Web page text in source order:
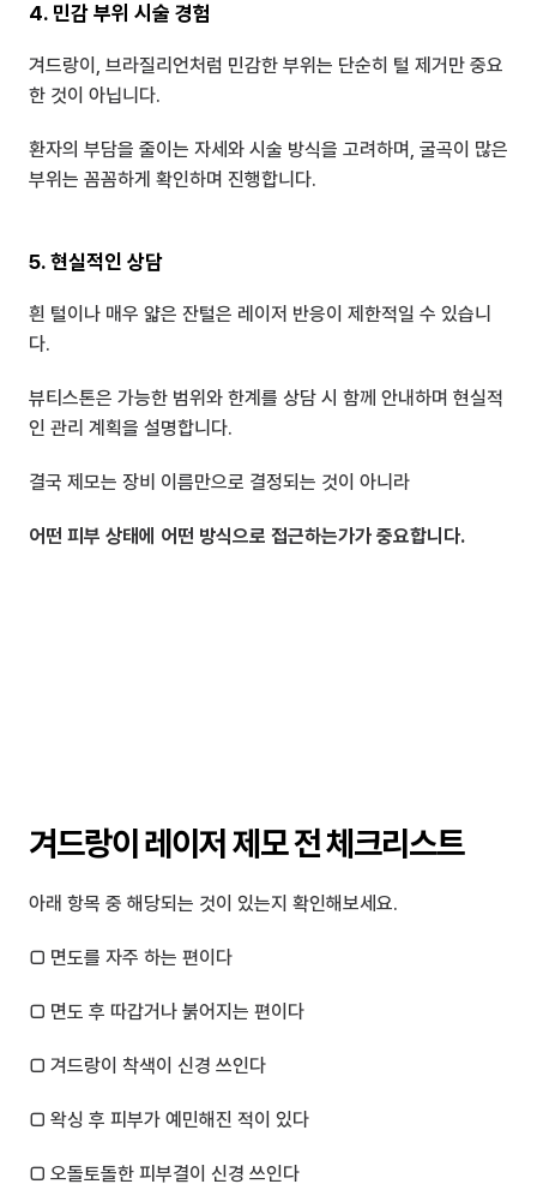
4. 민감 부위 시술 경험
겨드랑이, 브라질리언처럼 민감한 부위는 단순히 털 제거만 중요
한 것이 아닙니다.
환자의 부담을 줄이는 자세와 시술 방식을 고려하며, 굴곡이 많은
부위는 꼼꼼하게 확인하며 진행합니다.
5. 현실적인 상담
흰 털이나 매우 얇은 잔털은 레이저 반응이 제한적일 수 있습니
다.
뷰티스톤은 가능한 범위와 한계를 상담 시 함께 안내하며 현실적
인 관리 계획을 설명합니다.
결국 제모는 장비 이름만으로 결정되는 것이 아니라
어떤 피부 상태에 어떤 방식으로 접근하는가가 중요합니다.
겨드랑이 레이저 제모 전 체크리스트
아래 항목 중 해당되는 것이 있는지 확인해보세요.
□ 면도를 자주 하는 편이다
□ 면도 후 따갑거나 붉어지는 편이다
□ 겨드랑이 착색이 신경 쓰인다
□ 왁싱 후 피부가 예민해진 적이 있다
□ 오돌토돌한 피부결이 신경 쓰인다